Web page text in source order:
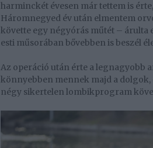
harminckét évesen már tettem is
Háromnegyed év után elmentem
követte egy négyórás műtét – árulta
esti műsorában bővebben is beszél
Az operáció után érte a legnagyobb
könnyebben mennek majd a dolgok,
négy sikertelen lombikprogram